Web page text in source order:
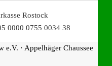
Rostock
0000 0755 0034 38
· Appelhäger Chaussee